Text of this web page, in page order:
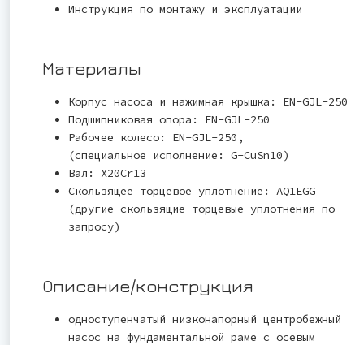
Инструкция по монтажу и эксплуатации
Материалы
Корпус насоса и нажимная крышка: EN-GJL-250
Подшипниковая опора: EN-GJL-250
Рабочее колесо: EN-GJL-250,
(специальное исполнение: G-CuSn10)
Вал: X20Cr13
Скользящее торцевое уплотнение: AQ1EGG
(другие скользящие торцевые уплотнения по
запросу)
Описание/конструкция
одноступенчатый низконапорный центробежный
насос на фундаментальной раме с осевым